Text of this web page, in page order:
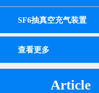
SF6抽真空充气装置
查看更多
Article